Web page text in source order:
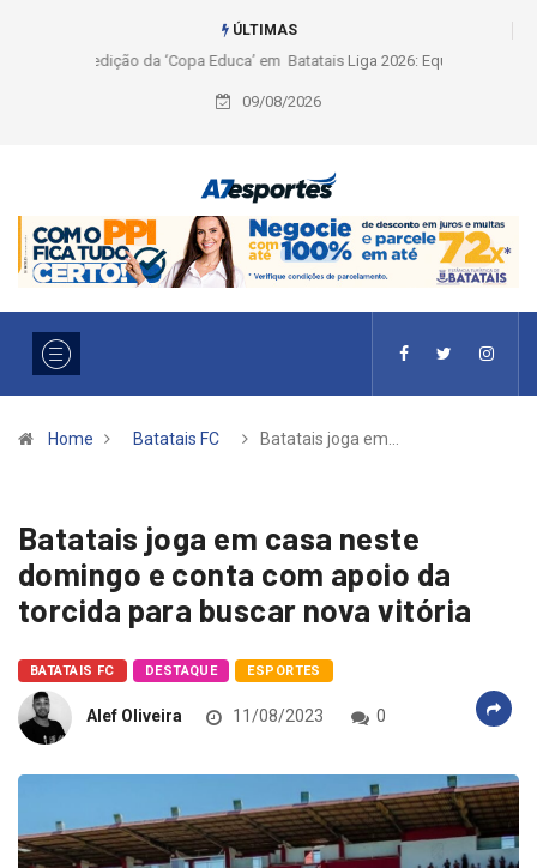
ÚLTIMAS
Liga 2026: Equipes rompem com a LABE na Série Ouro e entidade define
a 2° fase, times e formato
09/08/2026
Home Batatais FC Batatais joga em…
Batatais joga em casa neste
domingo e conta com apoio da
torcida para buscar nova vitória
BATATAIS FC DESTAQUE ESPORTES
Alef Oliveira 11/08/2023 0